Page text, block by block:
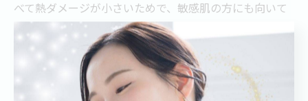
べて熱ダメージが小さいためで、敏感肌の方にも向いて
います。実際に恵比寿・広尾のサロン利用者からは「痛
みをほとんど感じず安心して通える」との声が多く寄せ
られています。痛みが不安な方でも、LED脱毛は快適に
施術を受けられる選択肢として再確認できます。